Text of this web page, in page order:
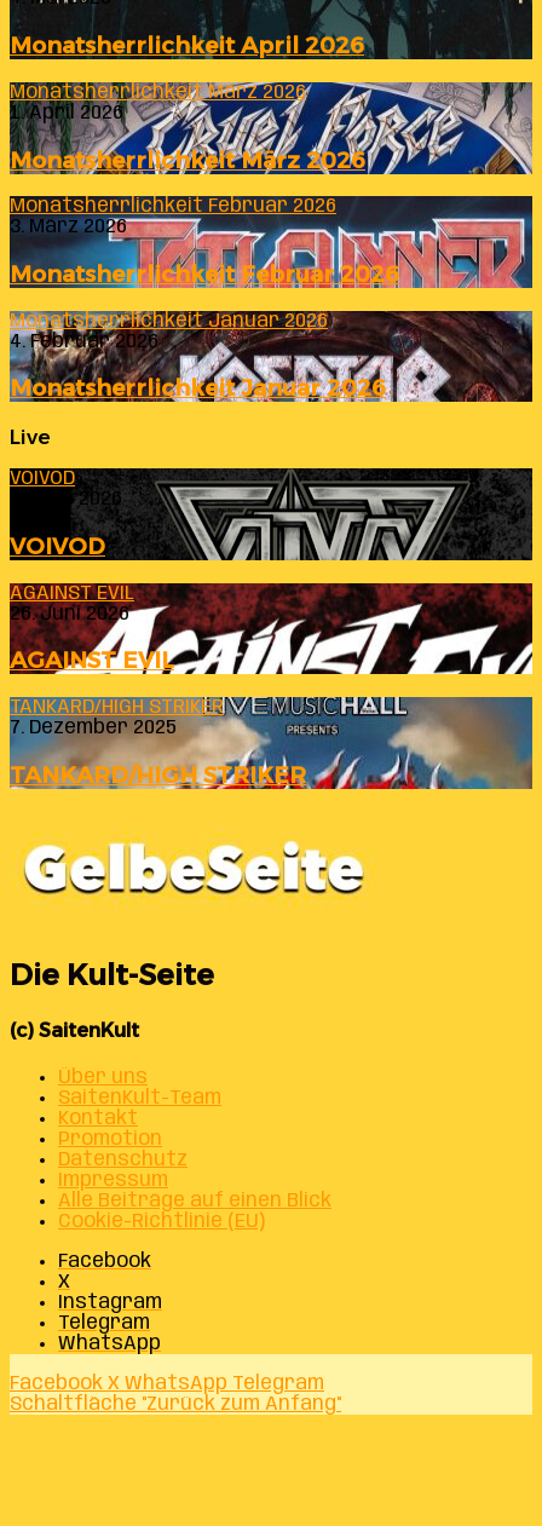
Monatsherrlichkeit April 2026
Monatsherrlichkeit März 2026
1. April 2026
Monatsherrlichkeit März 2026
Monatsherrlichkeit Februar 2026
3. März 2026
Monatsherrlichkeit Februar 2026
Monatsherrlichkeit Januar 2026
4. Februar 2026
Monatsherrlichkeit Januar 2026
Live
VOIVOD
23. Juli 2026
VOIVOD
AGAINST EVIL
26. Juni 2026
AGAINST EVIL
TANKARD/HIGH STRIKER
7. Dezember 2025
TANKARD/HIGH STRIKER
Die Kult-Seite
(c) SaitenKult
Über uns
SaitenKult-Team
Kontakt
Promotion
Datenschutz
Impressum
Alle Beiträge auf einen Blick
Cookie-Richtlinie (EU)
Facebook
X
Instagram
Telegram
WhatsApp
Facebook X WhatsApp Telegram
Schaltfläche "Zurück zum Anfang"